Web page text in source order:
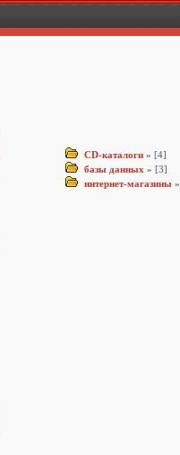
CD-каталоги » [4]
базы данных » [3]
интернет-магазины »